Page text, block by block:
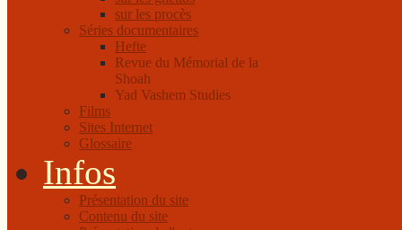
sur les procès
Séries documentaires
Hefte
Revue du Mémorial de la
Shoah
Yad Vashem Studies
Films
Sites Internet
Glossaire
Infos
Présentation du site
Contenu du site